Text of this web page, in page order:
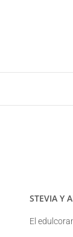
STEVIA Y
El